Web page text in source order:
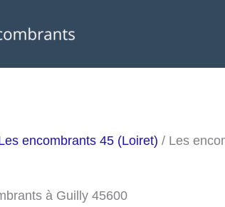
encombrants 45 (Loiret) / Les
à Guilly 45600